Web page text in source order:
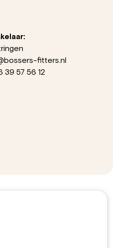
fitters.nl
39 57 56 12